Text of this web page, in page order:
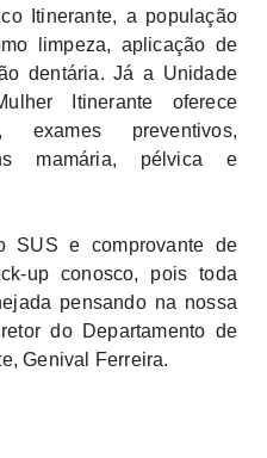
Itinerante, a população
limpeza, aplicação de
dentária. Já a Unidade
Itinerante oferece
exames preventivos,
mamária, pélvica e
SUS e comprovante de
up conosco, pois toda
pensando na nossa
do Departamento de
Genival Ferreira.